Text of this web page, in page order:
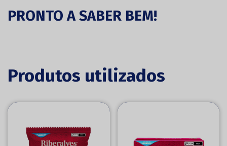
PRONTO A SABER BEM!
Produtos utilizados